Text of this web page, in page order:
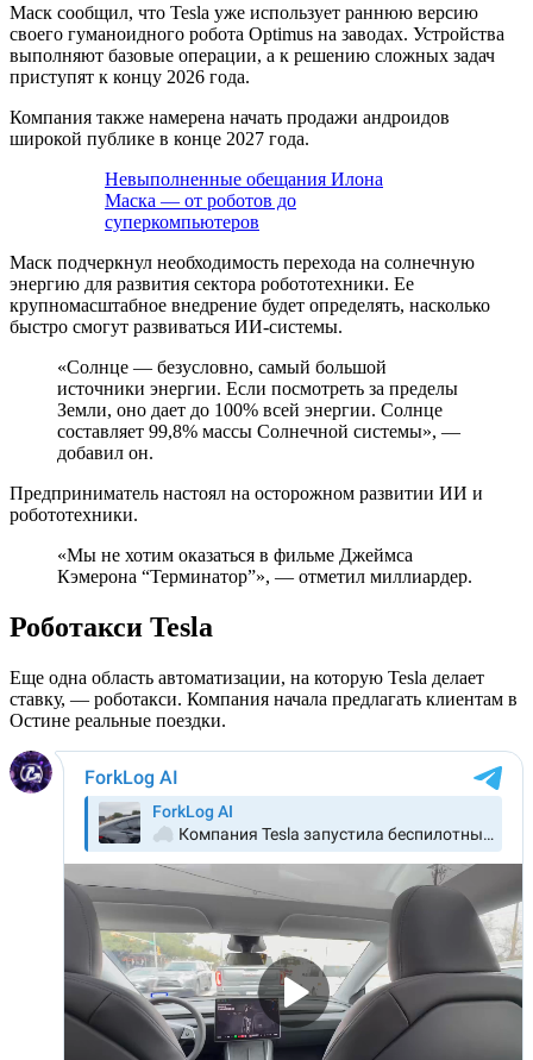
Маск сообщил, что Tesla уже использует раннюю версию
своего гуманоидного робота Optimus на заводах. Устройства
выполняют базовые операции, а к решению сложных задач
приступят к концу 2026 года.
Компания также намерена начать продажи андроидов
широкой публике в конце 2027 года.
Невыполненные обещания Илона
Маска — от роботов до
суперкомпьютеров
Маск подчеркнул необходимость перехода на солнечную
энергию для развития сектора робототехники. Ее
крупномасштабное внедрение будет определять, насколько
быстро смогут развиваться ИИ-системы.
«Солнце — безусловно, самый большой
источники энергии. Если посмотреть за пределы
Земли, оно дает до 100% всей энергии. Солнце
составляет 99,8% массы Солнечной системы», —
добавил он.
Предприниматель настоял на осторожном развитии ИИ и
робототехники.
«Мы не хотим оказаться в фильме Джеймса
Кэмерона “Терминатор”», — отметил миллиардер.
Роботакси Tesla
Еще одна область автоматизации, на которую Tesla делает
ставку, — роботакси. Компания начала предлагать клиентам в
Остине реальные поездки.